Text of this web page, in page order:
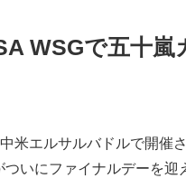
WSGで五十嵐
米エルサルバドルで開催
いにファイナルデーを迎